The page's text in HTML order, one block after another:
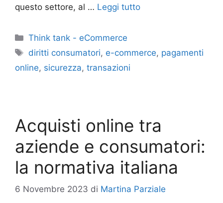
questo settore, al … Leggi tutto
Categorie
Think tank - eCommerce
Tag
diritti consumatori, e-commerce, pagamenti
online, sicurezza, transazioni
Acquisti online tra
aziende e consumatori:
la normativa italiana
6 Novembre 2023 di Martina Parziale